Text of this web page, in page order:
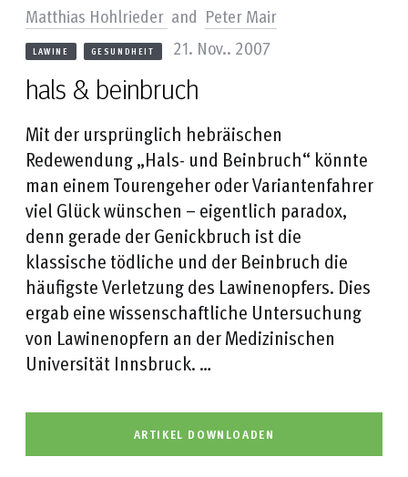
hals & beinbruch
LAWINE GESUNDHEIT 21. Nov.. 2007
Matthias Hohlrieder and Peter Mair
Mit der ursprünglich hebräischen
Redewendung „Hals- und Beinbruch“ könnte
man einem Tourengeher oder Variantenfahrer
viel Glück wünschen – eigentlich paradox,
denn gerade der Genickbruch ist die
klassische tödliche und der Beinbruch die
häufigste Verletzung des Lawinenopfers. Dies
ergab eine wissenschaftliche Untersuchung
von Lawinenopfern an der Medizinischen
Universität Innsbruck. …
ARTIKEL DOWNLOADEN